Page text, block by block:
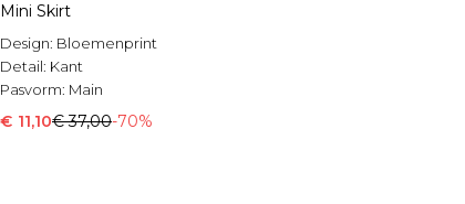
Mini Skirt
Design: Bloemenprint
Detail: Kant
Pasvorm: Main
€ 11,10€ 37,00-70%